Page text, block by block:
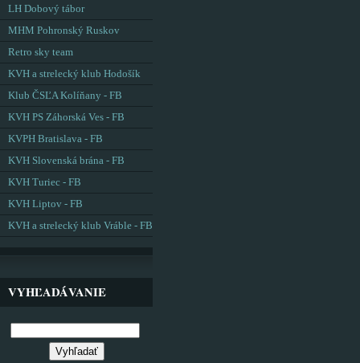
LH Dobový tábor
MHM Pohronský Ruskov
Retro sky team
KVH a strelecký klub Hodošík
Klub ČSĽA Kolíňany - FB
KVH PS Záhorská Ves - FB
KVPH Bratislava - FB
KVH Slovenská brána - FB
KVH Turiec - FB
KVH Liptov - FB
KVH a strelecký klub Vráble - FB
VYHĽADÁVANIE